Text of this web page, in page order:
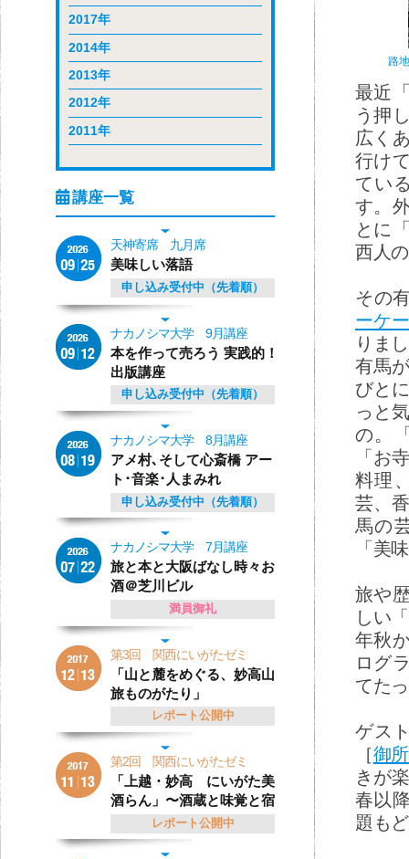
路
最近
う押
広く
行け
てい
す。
とに
西人
その
ーケ
りま
有馬
びと
っと
の。
「お
料理
芸、
馬の
「美
旅や
しい
年秋
ログ
てた
ゲス
［御
きが
春以
題も
2017年
2014年
2013年
2012年
2011年
天神寄席 九月席
美味しい落語
申し込み受付中（先着順）
ナカノシマ大学 9月講座
本を作って売ろう 実践的！
出版講座
申し込み受付中（先着順）
ナカノシマ大学 8月講座
アメ村､そして心斎橋 アー
ト･音楽･人まみれ
申し込み受付中（先着順）
ナカノシマ大学 7月講座
旅と本と大阪ばなし時々お
酒＠芝川ビル
満員御礼
第3回 関西にいがたゼミ
「山と麓をめぐる、妙高山
旅ものがたり」
レポート公開中
第2回 関西にいがたゼミ
「上越・妙高 にいがた美
酒らん」〜酒蔵と味覚と宿
レポート公開中